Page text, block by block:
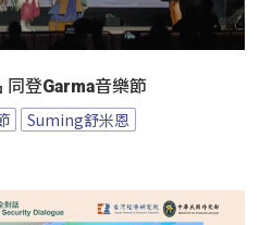
同登Garma音樂節
Suming舒米恩